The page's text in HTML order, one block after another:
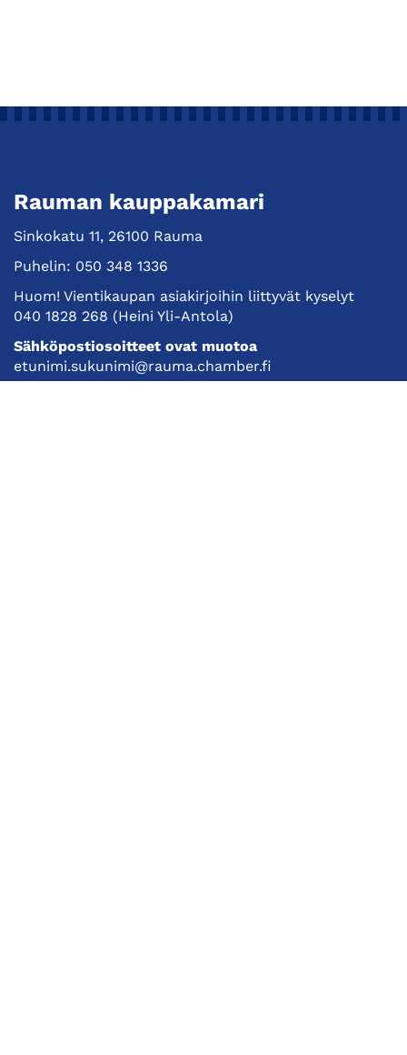
Rauman kauppakamari
Sinkokatu 11, 26100 Rauma
Puhelin: 050 348 1336
Huom! Vientikaupan asiakirjoihin liittyvät kyselyt
040 1828 268 (Heini Yli-Antola)
Sähköpostiosoitteet ovat muotoa
etunimi.sukunimi@rauma.chamber.fi